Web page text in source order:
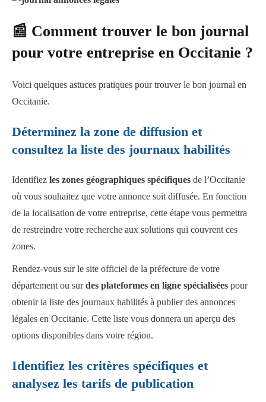
📰 Comment trouver le bon journal
pour votre entreprise en Occitanie ?
Voici quelques astuces pratiques pour trouver le bon journal en
Occitanie.
Déterminez la zone de diffusion et
consultez la liste des journaux habilités
Identifiez les zones géographiques spécifiques de l’Occitanie
où vous souhaitez que votre annonce soit diffusée. En fonction
de la localisation de votre entreprise, cette étape vous permettra
de restreindre votre recherche aux solutions qui couvrent ces
zones.
Rendez-vous sur le site officiel de la préfecture de votre
département ou surdes plateformes en ligne spécialisées pour
obtenir la liste des journaux habilités à publier des annonces
légales en Occitanie. Cette liste vous donnera un aperçu des
options disponibles dans votre région.
Identifiez les critères spécifiques et
analysez les tarifs de publication